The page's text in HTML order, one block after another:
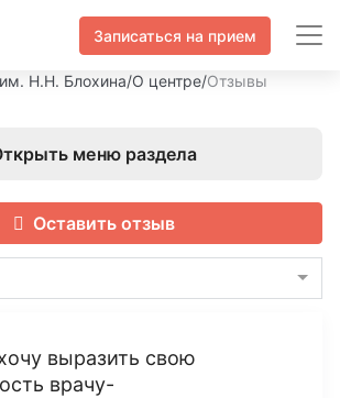
Записаться на прием
Н.Н. Блохина/О центре/Отзывы
меню раздела
Оставить отзыв
выразить свою
врачу-